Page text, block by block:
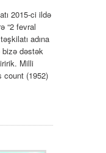
2015-ci ildə
“2 fevral
adına
dəstək
Milli
count (1952)